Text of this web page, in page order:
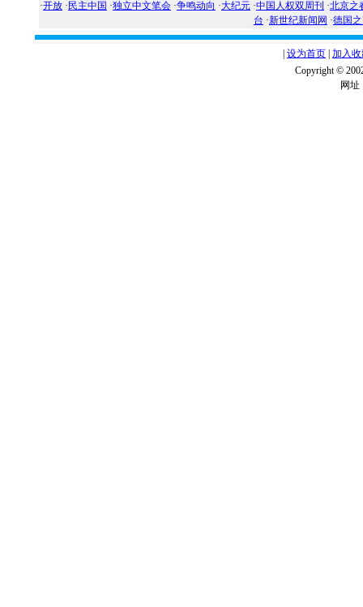
·开放 · 民主中国 ·独立中文笔会 ·争鸣动向 ·大纪元 ·中国人权双周刊 ·北京之
台 ·新世纪新闻网 ·德国
设为首页 加入
Copyright ©
网址